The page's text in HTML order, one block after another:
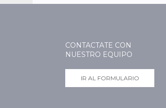
CONTACTATE CON
NUESTRO EQUIPO
IR AL FORMULARIO